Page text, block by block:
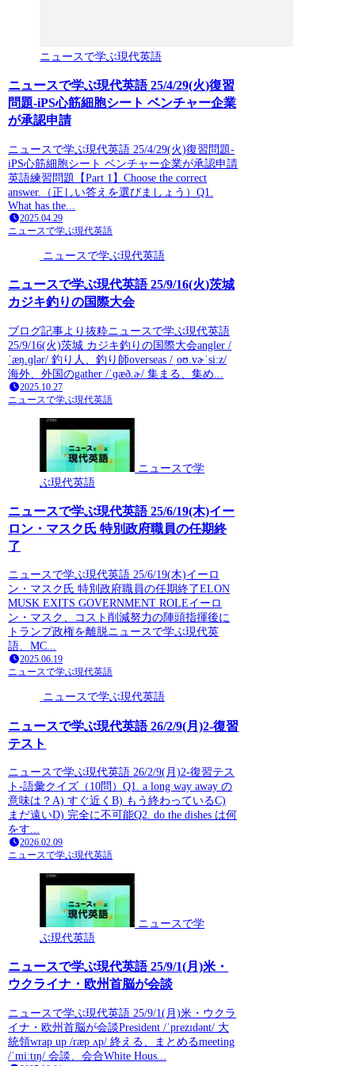
ニュースで学ぶ現代英語
ニュースで学ぶ現代英語 25/4/29(火)復習
問題-iPS心筋細胞シート ベンチャー企業
が承認申請
ニュースで学ぶ現代英語 25/4/29(火)復習問題-
iPS心筋細胞シート ベンチャー企業が承認申請
英語練習問題【Part 1】Choose the correct
answer.（正しい答えを選びましょう）Q1.
What has the...
2025.04.29
ニュースで学ぶ現代英語
ニュースで学ぶ現代英語
ニュースで学ぶ現代英語 25/9/16(火)茨城
カジキ釣りの国際大会
ブログ記事より抜粋ニュースで学ぶ現代英語
25/9/16(火)茨城 カジキ釣りの国際大会angler /
ˈæŋ.ɡlər/ 釣り人、釣り師overseas /ˌoʊ.vɚˈsiːz/
海外、外国のgather /ˈɡæð.ɚ/ 集まる、集め...
2025.10.27
ニュースで学ぶ現代英語
ニュースで学
ぶ現代英語
ニュースで学ぶ現代英語 25/6/19(木)イー
ロン・マスク氏 特別政府職員の任期終
了
ニュースで学ぶ現代英語 25/6/19(木)イーロ
ン・マスク氏 特別政府職員の任期終了ELON
MUSK EXITS GOVERNMENT ROLEイーロ
ン・マスク、コスト削減努力の陣頭指揮後に
トランプ政権を離脱ニュースで学ぶ現代英
語、MC...
2025.06.19
ニュースで学ぶ現代英語
ニュースで学ぶ現代英語
ニュースで学ぶ現代英語 26/2/9(月)2-復習
テスト
ニュースで学ぶ現代英語 26/2/9(月)2-復習テス
ト-語彙クイズ（10問）Q1. a long way away の
意味は？A) すぐ近くB) もう終わっているC)
まだ遠いD) 完全に不可能Q2. do the dishes は何
をす...
2026.02.09
ニュースで学ぶ現代英語
ニュースで学
ぶ現代英語
ニュースで学ぶ現代英語 25/9/1(月)米・
ウクライナ・欧州首脳が会談
ニュースで学ぶ現代英語 25/9/1(月)米・ウクラ
イナ・欧州首脳が会談President /ˈprezɪdənt/ 大
統領wrap up /ræp ʌp/ 終える、まとめるmeeting
/ˈmiːtɪŋ/ 会談、会合White Hous...